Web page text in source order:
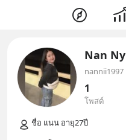
Nan Ny
nannii1997
1
โพสต์